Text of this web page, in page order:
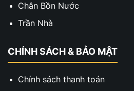
Chân Bồn Nước
Trần Nhà
CHÍNH SÁCH & BẢO MẬT
Chính sách thanh toán